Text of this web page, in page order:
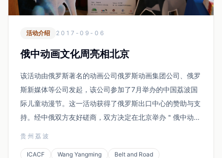
活动介绍 2017-09-06
俄中动画文化周亮相北京
该活动由俄罗斯著名的动画公司俄罗斯动画集团公司、俄罗
斯新媒体等公司发起，该公司参加了7月举办的中国荔波国
际儿童动漫节。这一活动获得了俄罗斯出口中心的赞助与支
持。经中俄双方友好磋商，双方决定在北京举办＂俄中动画
贵州荔波
ICACF Wang Yangming Belt and Road